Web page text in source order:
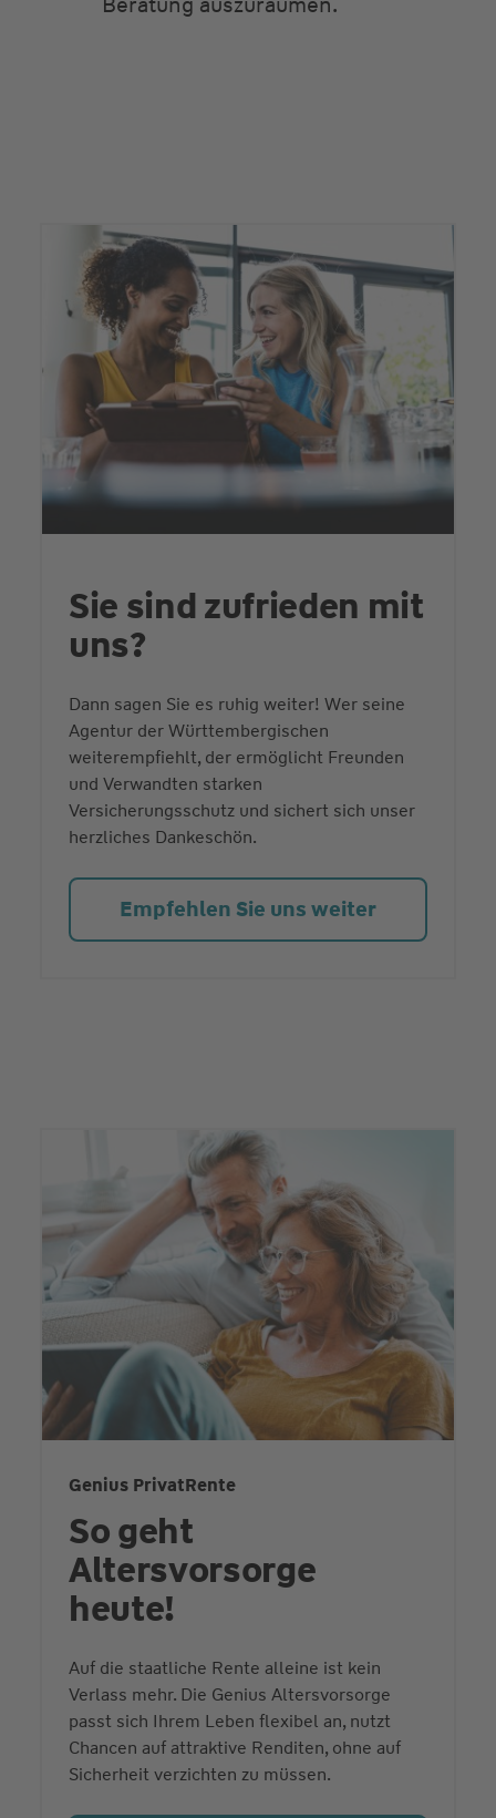
Sie sind zufrieden mit
uns?
Dann sagen Sie es ruhig weiter! Wer seine
Agentur der Württembergischen
weiterempfiehlt, der ermöglicht Freunden
und Verwandten starken
Versicherungsschutz und sichert sich unser
herzliches Dankeschön.
Empfehlen Sie uns weiter
Genius PrivatRente
So geht
Altersvorsorge
heute!
Auf die staatliche Rente alleine ist kein
Verlass mehr. Die Genius Altersvorsorge
passt sich Ihrem Leben flexibel an, nutzt
Chancen auf attraktive Renditen, ohne auf
Sicherheit verzichten zu müssen.